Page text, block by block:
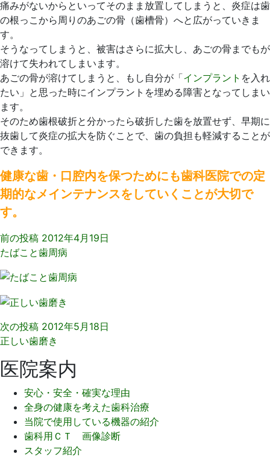
痛みがないからといってそのまま放置してしまうと、炎症は歯
の根っこから周りのあごの骨（歯槽骨）へと広がっていきま
す。
そうなってしまうと、被害はさらに拡大し、あごの骨までもが
溶けて失われてしまいます。
あごの骨が溶けてしまうと、もし自分が「インプラント を入れ
たい」と思った時にインプラントを埋める障害となってしまい
ます。
そのため歯根破折と分かったら破折した歯を放置せず、早期に
抜歯して炎症の拡大を防ぐことで、歯の負担も軽減することが
できます。
健康な歯・口腔内を保つためにも歯科医院での定
期的なメインテナンスをしていくことが大切で
す。
前の投稿 2012年4月19日
たばこと歯周病
次の投稿 2012年5月18日
正しい歯磨き
医院案内
安心・安全・確実な理由
全身の健康を考えた歯科治療
当院で使用している機器の紹介
歯科用ＣＴ 画像診断
スタッフ紹介